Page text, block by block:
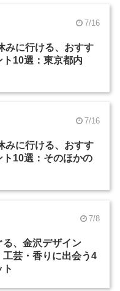
7/16
みに行ける、おすす
ト10選：東京都内
7/16
みに行ける、おすす
ト10選：そのほかの
7/8
る、金沢デザイン
工芸・香りに出会う4